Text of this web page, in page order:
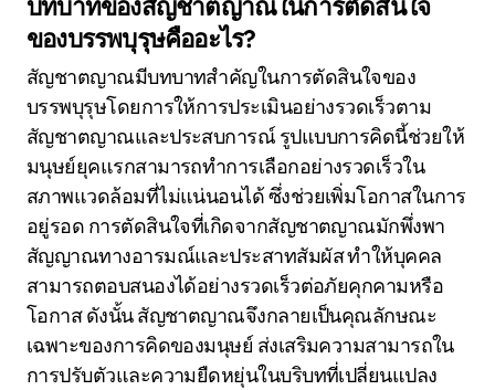
บทบาทของสัญชาตญาณในการตัดสินใจ
ของบรรพบุรุษคืออะไร?
สัญชาตญาณมีบทบาทสำคัญในการตัดสินใจของ
บรรพบุรุษโดยการให้การประเมินอย่างรวดเร็วตาม
สัญชาตญาณและประสบการณ์ รูปแบบการคิดนี้ช่วยให้
มนุษย์ยุคแรกสามารถทำการเลือกอย่างรวดเร็วใน
สภาพแวดล้อมที่ไม่แน่นอนได้ ซึ่งช่วยเพิ่มโอกาสในการ
อยู่รอด การตัดสินใจที่เกิดจากสัญชาตญาณมักพึ่งพา
สัญญาณทางอารมณ์และประสาทสัมผัส ทำให้บุคคล
สามารถตอบสนองได้อย่างรวดเร็วต่อภัยคุกคามหรือ
โอกาส ดังนั้น สัญชาตญาณจึงกลายเป็นคุณลักษณะ
เฉพาะของการคิดของมนุษย์ ส่งเสริมความสามารถใน
การปรับตัวและความยืดหยุ่นในบริบทที่เปลี่ยนแปลง